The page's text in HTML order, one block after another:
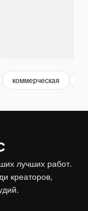
коммерческая
лучших работ.
креаторов,